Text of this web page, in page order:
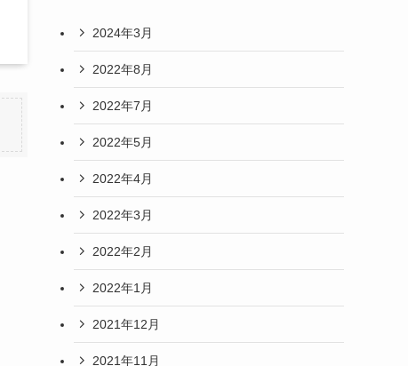
2024年3月
2022年8月
2022年7月
2022年5月
2022年4月
2022年3月
2022年2月
2022年1月
2021年12月
2021年11月